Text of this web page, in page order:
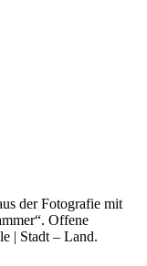
der Fotografie mit
Offene
| Stadt – Land.